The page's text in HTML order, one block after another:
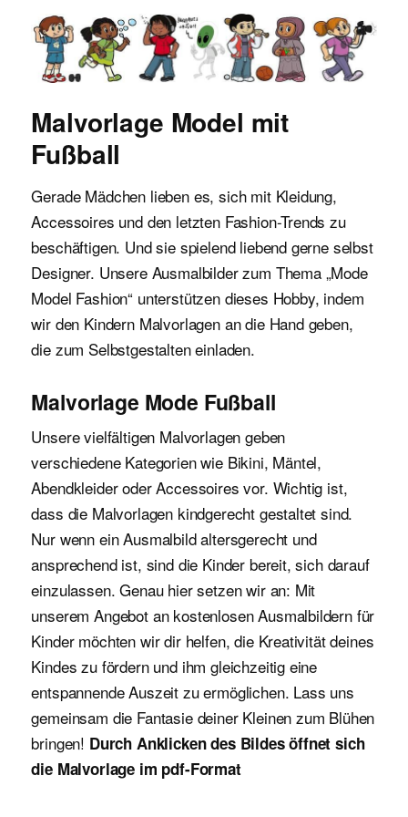
Malvorlagen für Kinder
Malvorlage Model mit
Fußball
Gerade Mädchen lieben es, sich mit Kleidung,
Accessoires und den letzten Fashion-Trends zu
beschäftigen. Und sie spielend liebend gerne selbst
Designer. Unsere Ausmalbilder zum Thema „Mode
Model Fashion“ unterstützen dieses Hobby, indem
wir den Kindern Malvorlagen an die Hand geben,
die zum Selbstgestalten einladen.
Malvorlage Mode Fußball
Unsere vielfältigen Malvorlagen geben
verschiedene Kategorien wie Bikini, Mäntel,
Abendkleider oder Accessoires vor. Wichtig ist,
dass die Malvorlagen kindgerecht gestaltet sind.
Nur wenn ein Ausmalbild altersgerecht und
ansprechend ist, sind die Kinder bereit, sich darauf
einzulassen. Genau hier setzen wir an: Mit
unserem Angebot an kostenlosen Ausmalbildern für
Kinder möchten wir dir helfen, die Kreativität deines
Kindes zu fördern und ihm gleichzeitig eine
entspannende Auszeit zu ermöglichen. Lass uns
gemeinsam die Fantasie deiner Kleinen zum Blühen
bringen! Durch Anklicken des Bildes öffnet sich
die Malvorlage im pdf-Format